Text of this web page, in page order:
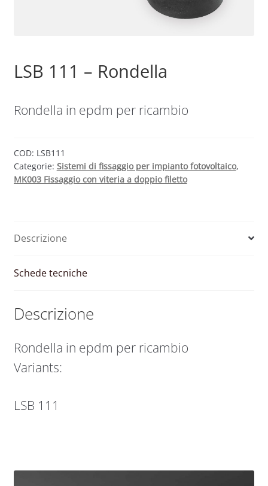
Shop
LSB 111 – Rondella
Rondella in epdm per ricambio
COD: LSB111
Categorie: Sistemi di fissaggio per impianto fotovoltaico,
MK003 Fissaggio con viteria a doppio filetto
Descrizione
Schede tecniche
Descrizione
Rondella in epdm per ricambio
Variants:
LSB 111